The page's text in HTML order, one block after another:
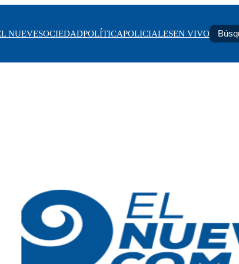
NUEVESOCIEDADPOLÍTICAPOLICIALESEN VIVO